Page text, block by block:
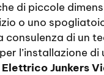
di piccole
o uno
consulenza di un
l’installazione di
Junkers